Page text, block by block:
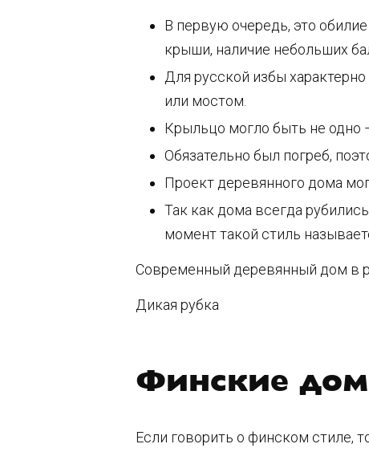
В первую очередь, это
крыши, наличие небольших
Для русской избы
или мостом.
Крыльцо могло быть не одно
Обязательно был погреб,
Проект деревянного дома
Так как дома всегда
момент такой стиль
Современный деревянный дом в
Дикая рубка
Финские
Если говорить о финском стиле,